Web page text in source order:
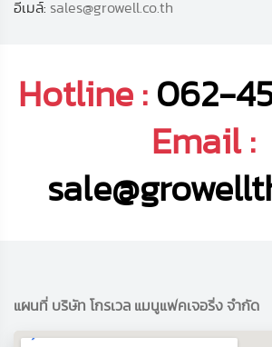
อีเมล์: sales@growell.co.th
Hotline : 062-
Email :
แผนที่ บริษัท โกรเวล แมนูแฟคเจอริ่ง จำกัด